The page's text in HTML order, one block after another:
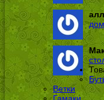
Ветки